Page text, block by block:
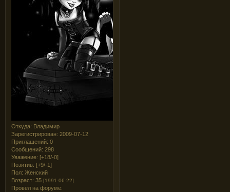
Откуда: Владимир
Зарегистрирован: 2009-07-12
Приглашений: 0
Сообщений: 298
Уважение: [+18/-0]
Позитив: [+9/-1]
Пол: Женский
Возраст: 35 [1991-06-22]
Провел на форуме: